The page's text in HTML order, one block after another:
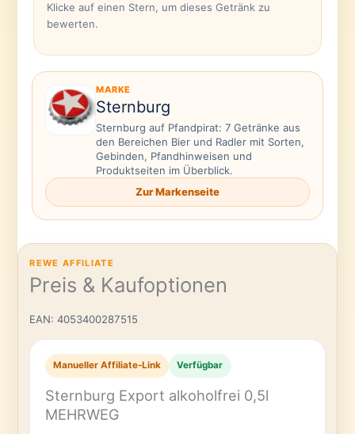
Klicke auf einen Stern, um dieses Getränk zu
bewerten.
MARKE
Sternburg
Sternburg auf Pfandpirat: 7 Getränke aus
den Bereichen Bier und Radler mit Sorten,
Gebinden, Pfandhinweisen und
Produktseiten im Überblick.
Zur Markenseite
REWE AFFILIATE
Preis & Kaufoptionen
EAN: 4053400287515
Manueller Affiliate-Link Verfügbar
Sternburg Export alkoholfrei 0,5l
MEHRWEG